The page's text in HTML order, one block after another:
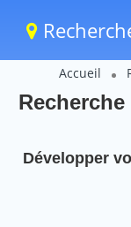
Accueil
Développer